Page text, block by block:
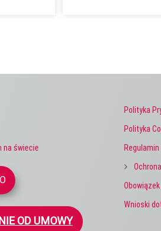
na świecie
OD UMOWY
Polityka
Polityka
Regulamin
Wnioski